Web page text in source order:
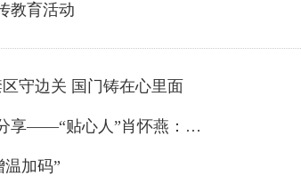
教育活动
守边关 国门铸在心里面
【铸牢中华民族共同体意识】微故事分享——“贴心人”肖怀燕：以爱为墨绘就民族团结画卷
温加码”